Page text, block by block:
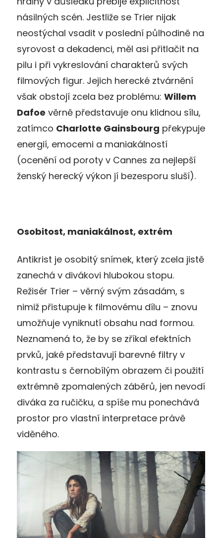
násilných scén. Jestliže se Trier nijak
neostýchal vsadit v poslední půlhodině na
syrovost a dekadenci, měl asi přitlačit na
pilu i při vykreslování charakterů svých
filmových figur. Jejich herecké ztvárnění
však obstojí zcela bez problému: Willem
Dafoe věrně představuje onu klidnou sílu,
zatímco Charlotte Gainsbourg překypuje
energií, emocemi a maniakálností
(ocenění od poroty v Cannes za nejlepší
ženský herecký výkon jí bezesporu sluší).
Osobitost, maniakálnost, extrém
Antikrist je osobitý snímek, který zcela jistě
zanechá v divákovi hlubokou stopu.
Režisér Trier – věrný svým zásadám, s
nimiž přistupuje k filmovému dílu – znovu
umožňuje vyniknutí obsahu nad formou.
Neznamená to, že by se zříkal efektních
prvků, jaké představují barevné filtry v
kontrastu s černobílým obrazem či použití
extrémně zpomalených záběrů, jen nevodí
diváka za ručičku, a spíše mu ponechává
prostor pro vlastní interpretace právě
viděného.